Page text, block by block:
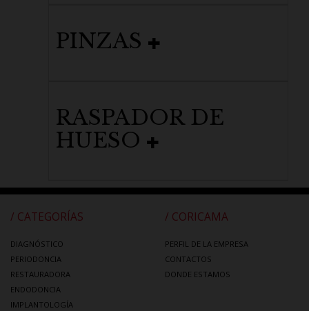
PINZAS
RASPADOR DE
HUESO
/ CATEGORÍAS
DIAGNÓSTICO
PERIODONCIA
RESTAURADORA
ENDODONCIA
IMPLANTOLOGÍA
/ CORICAMA
PERFIL DE LA EMPRESA
CONTACTOS
DONDE ESTAMOS